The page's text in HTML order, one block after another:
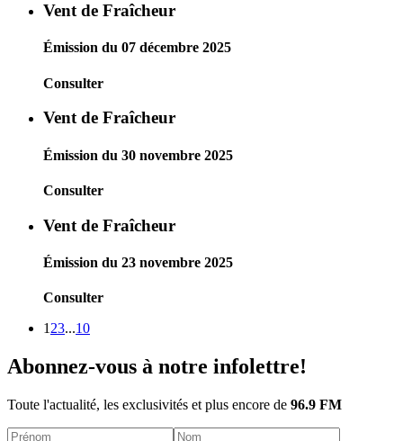
Vent de Fraîcheur
Émission du 07 décembre 2025
Consulter
Vent de Fraîcheur
Émission du 30 novembre 2025
Consulter
Vent de Fraîcheur
Émission du 23 novembre 2025
Consulter
1 23...10
Abonnez-vous à notre infolettre!
Toute l'actualité, les exclusivités et plus encore de 96.9 FM